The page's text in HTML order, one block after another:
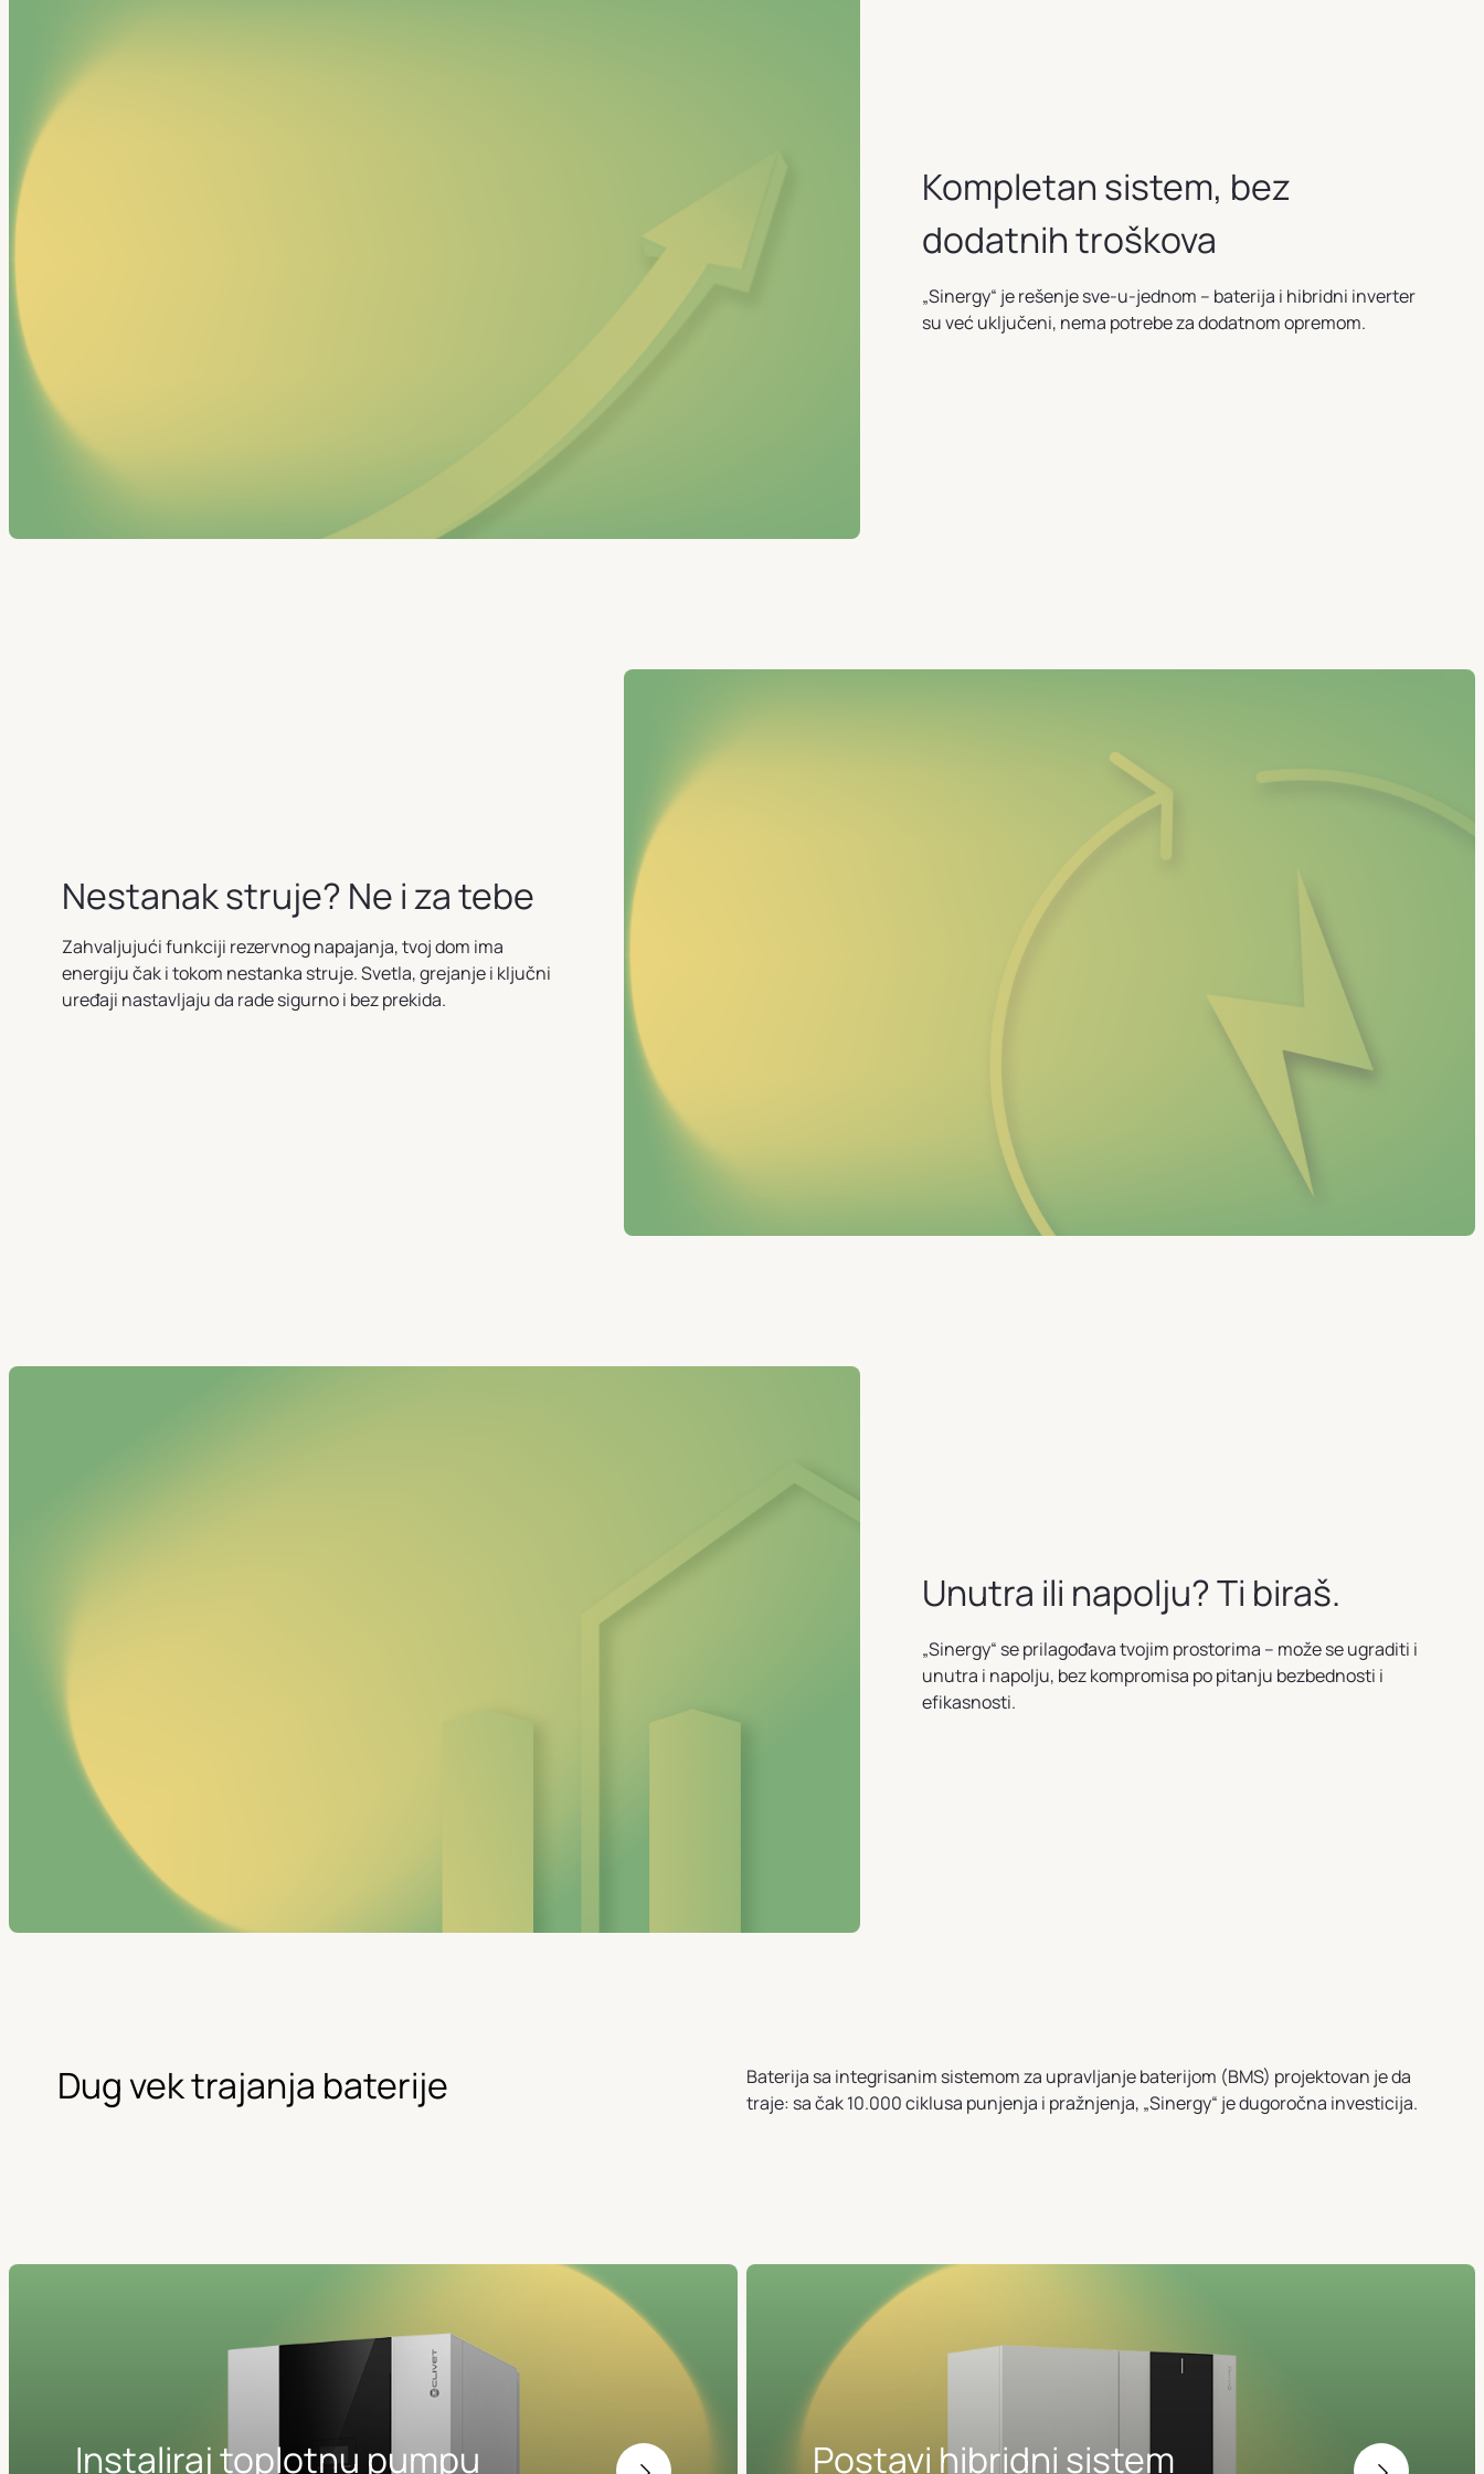
Kompletan sistem, bez
dodatnih troškova
„Sinergy“ je rešenje sve-u-jednom – baterija i hibridni inverter
su već uključeni, nema potrebe za dodatnom opremom.
Nestanak struje? Ne i za tebe
Zahvaljujući funkciji rezervnog napajanja, tvoj dom ima
energiju čak i tokom nestanka struje. Svetla, grejanje i ključni
uređaji nastavljaju da rade sigurno i bez prekida.
Unutra ili napolju? Ti biraš.
„Sinergy“ se prilagođava tvojim prostorima – može se ugraditi i
unutra i napolju, bez kompromisa po pitanju bezbednosti i
efikasnosti.
Dug vek trajanja baterije
Baterija sa integrisanim sistemom za upravljanje baterijom (BMS) projektovan je da
traje: sa čak 10.000 ciklusa punjenja i pražnjenja, „Sinergy“ je dugoročna investicija.
Instaliraj toplotnu pumpu Postavi hibridni sistem